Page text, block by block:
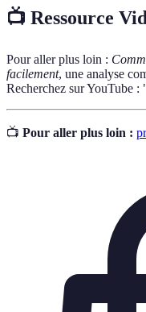
📺 Ressource
Pour aller plus loin :
facilement, une analyse
Recherchez sur YouTube
📺 Pour aller plus loin :